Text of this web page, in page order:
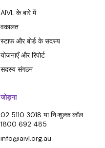
AIVL के बारे में
वकालत
स्टाफ और बोर्ड के सदस्य
योजनाएँ और रिपोर्ट
सदस्य संगठन
जोड़ना
02 5110 3018 या निःशुल्क कॉल
1800 692 485
info@aivl.org.au